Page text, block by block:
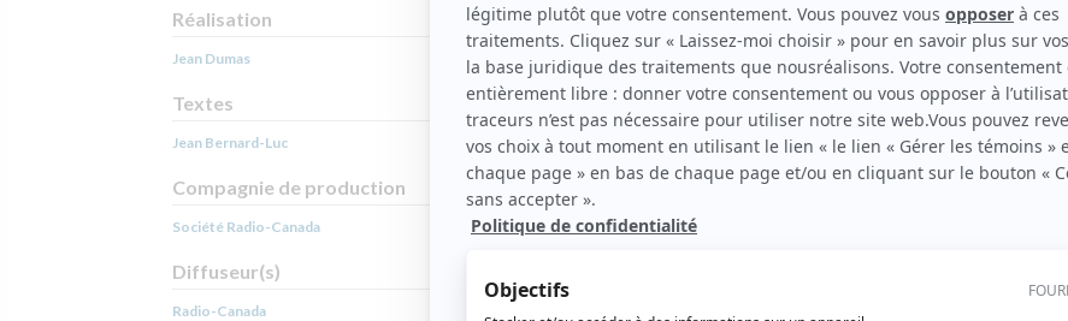
Réalisation
Jean Dumas
Textes
Jean Bernard-Luc
Compagnie de production
Société Radio-Canada
Diffuseur(s)
Radio-Canada